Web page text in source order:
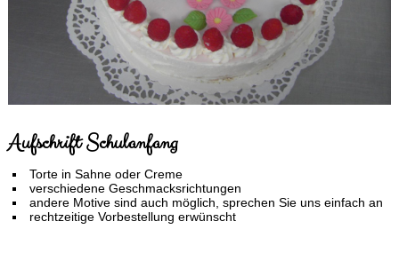
Aufschrift Schulanfang
Torte in Sahne oder Creme
verschiedene Geschmacksrichtungen
andere Motive sind auch möglich, sprechen Sie uns einfach an
rechtzeitige Vorbestellung erwünscht